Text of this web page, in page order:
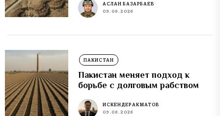
АСЛАН БАЗАРБАЕВ
09.08.2026
ПАКИСТАН
Пакистан меняет подход к
борьбе с долговым рабством
ИСКЕНДЕР АКМАТОВ
09.08.2026